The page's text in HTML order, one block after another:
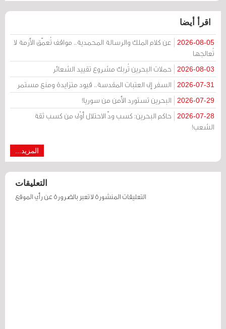
اقرأ أيضا
2026-08-05
عن كلام الملك والرسالة المحمدية.. مواقف تُعمّق الأزمة لا
تُعالجها
2026-08-03 حملات البحرين تُربك مشروع تقييد الشعائر
2026-07-31 السفر إلى العتبات المقدسة.. قيود متزايدة ومنع مستمر
2026-07-29 البحرين تستورد الأمن من سوريا!
2026-07-28
حاكم البحرين: كسب ودّ الاحتلال أوْلى من كسب ثقة
الشعب!
المزيد...
التعليقات
التعليقات المنشورة لا تعبر بالضرورة عن رأي الموقع